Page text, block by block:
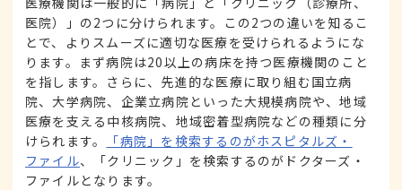
医院）」の2つに分けられます。この2つの違いを知るこ
とで、よりスムーズに適切な医療を受けられるようにな
ります。まず病院は20以上の病床を持つ医療機関のこと
を指します。さらに、先進的な医療に取り組む国立病
院、大学病院、企業立病院といった大規模病院や、地域
医療を支える中核病院、地域密着型病院などの種類に分
けられます。
「病院」を検索するのがホスピタルズ・
ファイル、「クリニック」を検索するのがドクターズ・
ファイルとなります。